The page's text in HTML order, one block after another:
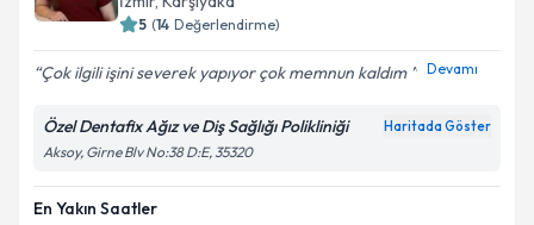
5 (14 Değerlendirme)
Çok ilgili işini severek yapıyor çok memnun kaldım Devamı
Özel Dentafix Ağız ve Diş Sağlığı Polikliniği Haritada Göster
Aksoy, Girne Blv No:38 D:E, 35320
En Yakın Saatler